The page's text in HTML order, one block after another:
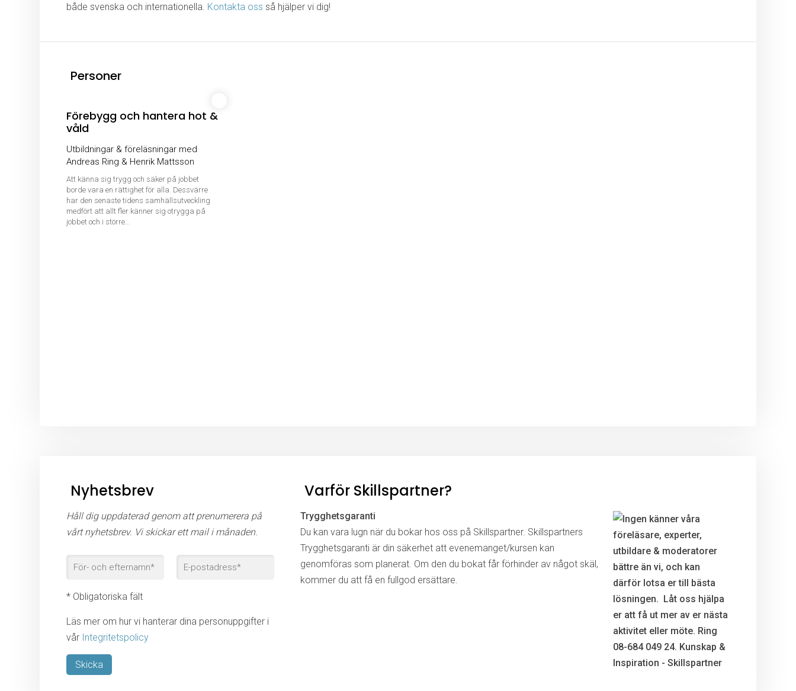
både svenska och internationella. Kontakta oss så hjälper vi dig!
Personer
Förebygg och hantera hot &
våld
Utbildningar & föreläsningar med
Andreas Ring & Henrik Mattsson
Att känna sig trygg och säker på jobbet
borde vara en rättighet för alla. Dessvärre
har den senaste tidens samhällsutveckling
medfört att allt fler känner sig otrygga på
jobbet och i större...
Nyhetsbrev
Håll dig uppdaterad genom att prenumerera på
vårt nyhetsbrev. Vi skickar ett mail i månaden.
* Obligatoriska fält
Läs mer om hur vi hanterar dina personuppgifter i
vår Integritetspolicy
Varför Skillspartner?
Trygghetsgaranti
Du kan vara lugn när du bokar hos oss på Skillspartner. Skillspartners
Trygghetsgaranti är din säkerhet att evenemanget/kursen kan
genomföras som planerat. Om den du bokat får förhinder av något skäl,
kommer du att få en fullgod ersättare.